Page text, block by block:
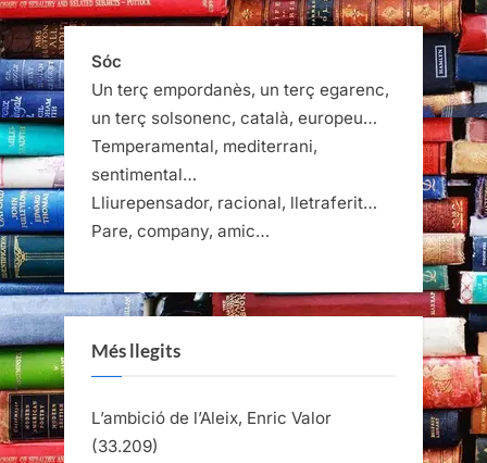
de
les
entrades
Sóc
Un terç empordanès, un terç egarenc,
un terç solsonenc, català, europeu…
Temperamental, mediterrani,
sentimental…
Lliurepensador, racional, lletraferit…
Pare, company, amic…
Més llegits
L’ambició de l’Aleix, Enric Valor
(33.209)